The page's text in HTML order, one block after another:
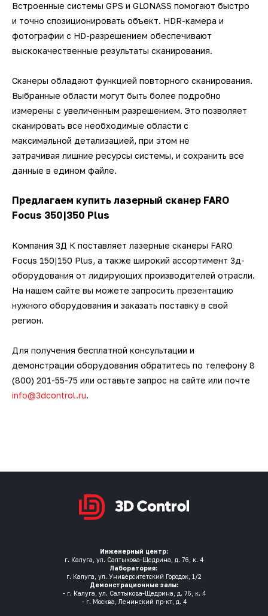
Встроенные системы GPS и GLONASS помогают быстро
и точно спозиционировать объект. HDR-камера и
фотографии с HD-разрешением обеспечивают
выскокачественные результаты сканирования.
Сканеры обладают функцией повторного сканирования.
Выбранные области могут быть более подробно
измерены с увеличенным разрешением. Это позволяет
сканировать все необходимые области с
максимальной детализацией, при этом не
затрачивая лишние ресурсы системы, и сохранить все
данные в едином файле.
Предлагаем купить лазерный сканер FARO
Focus 350|350 Plus
Компания 3Д К поставляет лазерные сканеры FARO
Focus 150|150 Plus, а также широкий ассортимент 3д-
оборудования от лидирующих производителей отрасли.
На нашем сайте вы можете запросить презентацию
нужного оборудования и заказать поставку в свой
регион.
Для получения бесплатной консультации и
демонстрации оборудования обратитесь по телефону 8
(800) 201-55-75 или оставьте запрос на сайте или почте
info@3dcontrol.ru.
Инженерный центр:
г. Калуга, ул. Салтыкова-Щедрина, д. 76, к. 4
Лаборатория:
г. Калуга, ул. Университетский Городок, 1/2
Демонстрационные залы:
- г. Калуга, ул. Салтыкова-Щедрина, д. 76, к. 4
- г. Москва, Ленинский пр-кт, д. 4